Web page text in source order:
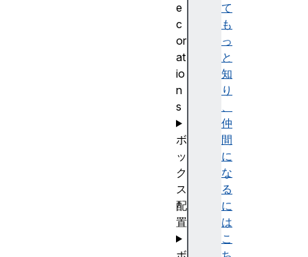
て
も
っ
と
知
り
、
仲
間
に
な
る
に
は
こ
e
c
or
at
io
n
s
ボ
ッ
ク
ス
配
置